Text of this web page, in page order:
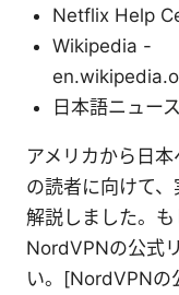
Netflix Help
Wikipedia -
日本語ニュー
アメリカから日
の読者に向けて
解説しました。も
NordVPNの公式
い。[NordVPNの